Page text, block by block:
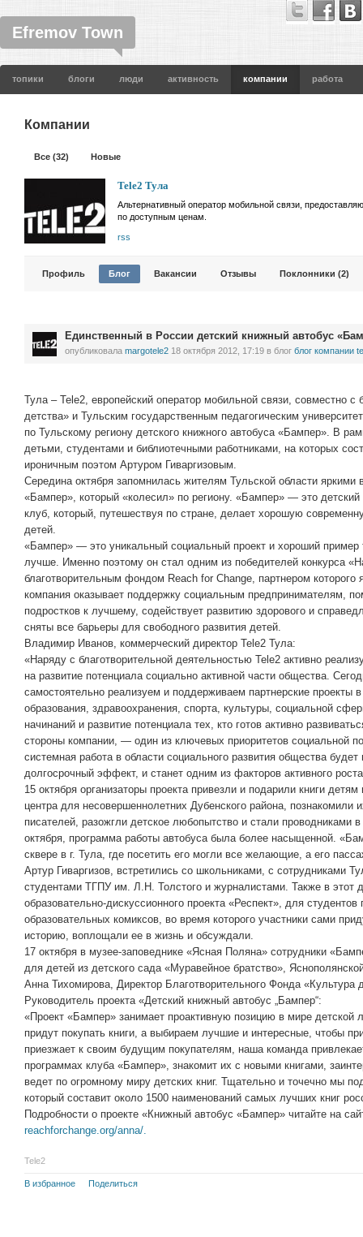
Efremov Town
топики блоги люди активность компании работа
Компании
Все (32) Новые
Tele2 Тула
Альтернативный оператор мобильной связи,
по доступным ценам.
rss
Профиль Блог Вакансии Отзывы Поклонники (2)
Единственный в России детский книжный автобус
опубликовала margotele2 18 октября 2012, 17:19 в блог блог компании
Тула – Tele2, европейский оператор мобильной связи, совместно
детства» и Тульским государственным педагогическим
по Тульскому региону детского книжного автобуса «Бампер». В
детьми, студентами и библиотечными работниками, на которых
ироничным поэтом Артуром Гиваргизовым.
Середина октября запомнилась жителям Тульской области яркими
«Бампер», который «колесил» по региону. «Бампер» — это
клуб, который, путешествуя по стране, делает хорошую
детей.
«Бампер» — это уникальный социальный проект и хороший пример
лучше. Именно поэтому он стал одним из победителей конкурса
благотворительным фондом Reach for Change, партнером которого
компания оказывает поддержку социальным предпринимателям,
подростков к лучшему, содействует развитию здорового и
сняты все барьеры для свободного развития детей.
Владимир Иванов, коммерческий директор Tele2 Тула:
«Наряду с благотворительной деятельностью Tele2 активно
на развитие потенциала социально активной части общества.
самостоятельно реализуем и поддерживаем партнерские проекты
образования, здравоохранения, спорта, культуры, социальной
начинаний и развитие потенциала тех, кто готов активно
стороны компании, — один из ключевых приоритетов социальной
системная работа в области социального развития общества
долгосрочный эффект, и станет одним из факторов активного
15 октября организаторы проекта привезли и подарили книги
центра для несовершеннолетних Дубенского района, познакомили
писателей, разожгли детское любопытство и стали
октября, программа работы автобуса была более насыщенной.
сквере в г. Тула, где посетить его могли все желающие, а его
Артур Гиваргизов, встретились со школьниками, с сотрудниками
студентами ТГПУ им. Л.Н. Толстого и журналистами. Также в этот
образовательно-дискуссионного проекта «Респект», для
образовательных комиксов, во время которого участники сами
историю, воплощали ее в жизнь и обсуждали.
17 октября в музее-заповеднике «Ясная Поляна» сотрудники
для детей из детского сада «Муравейное братство»,
Анна Тихомирова, Директор Благотворительного Фонда «Культура
Руководитель проекта «Детский книжный автобус „Бампер“:
«Проект «Бампер» занимает проактивную позицию в мире
придут покупать книги, а выбираем лучшие и интересные, чтобы
приезжает к своим будущим покупателям, наша команда
программах клуба «Бампер», знакомит их с новыми книгами,
ведет по огромному миру детских книг. Тщательно и точечно мы
который составит около 1500 наименований самых лучших книг
Подробности о проекте «Книжный автобус «Бампер» читайте на
reachforchange.org/anna/.
Tele2
В избранное Поделиться